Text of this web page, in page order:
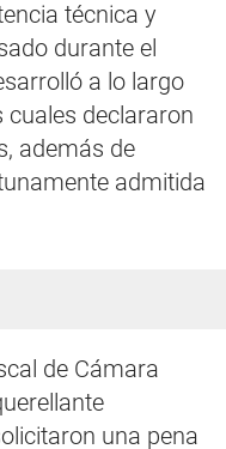
técnica y
durante el
a lo largo
cuales declararon
además de
admitida
de Cámara
una pena